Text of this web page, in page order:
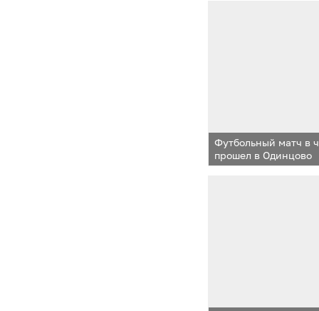
Футбольный матч в
прошел в Одинцово